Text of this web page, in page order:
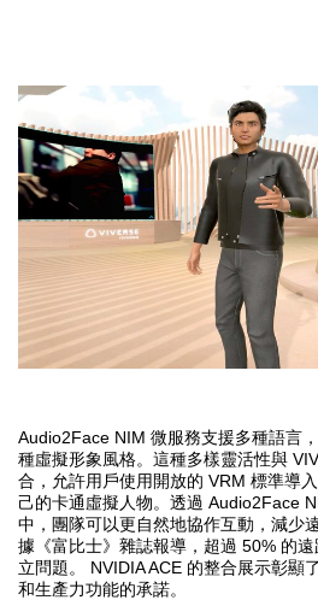
Audio2Face NIM 微服務支援多種語言
種虛擬形象風格。這種多樣靈活性與
合，允許用戶使用開放的 VRM 標準導
己的卡通虛擬人物。透過 Audio2Face
中，團隊可以更自然地協作互動，減少
據《富比士》雜誌報導，超過 50% 的
立問題。 NVIDIA ACE 的整合展示彰顯了
和生產力功能的承諾。